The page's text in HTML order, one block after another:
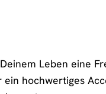
Leben eine
hochwertiges